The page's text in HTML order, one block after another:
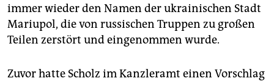
immer wieder den Namen der ukrainischen Stadt
Mariupol, die von russischen Truppen zu großen
Teilen zerstört und eingenommen wurde.
Zuvor hatte Scholz im Kanzleramt einen Vorschlag